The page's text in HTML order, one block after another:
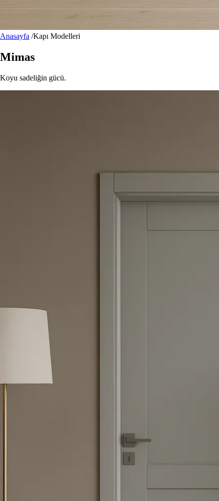
Anasayfa /Kapı Modelleri
Mimas
Koyu sadeliğin gücü.